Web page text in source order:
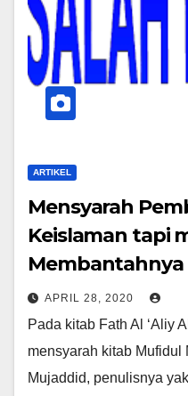
ARTIKEL
Mensyarah
Keislaman tapi
Membantahnya
APRIL 28, 2020
Pada kitab Fath Al ‘Aliy
mensyarah kitab Mufidul
Mujaddid, penulisnya